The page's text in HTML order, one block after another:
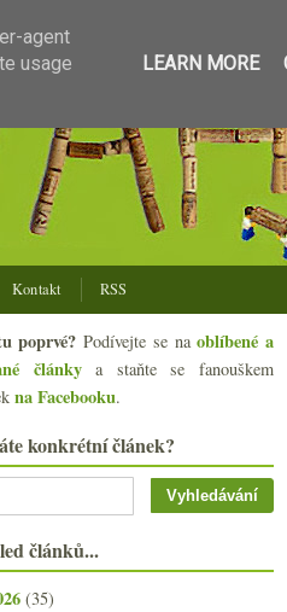
Kontakt RSS
poprvé? Podívejte se naoblíbené a
článkya staňte se fanouškem
na Facebooku.
konkrétní článek?
článků...
(35)
agent
usage
LEARN MORE